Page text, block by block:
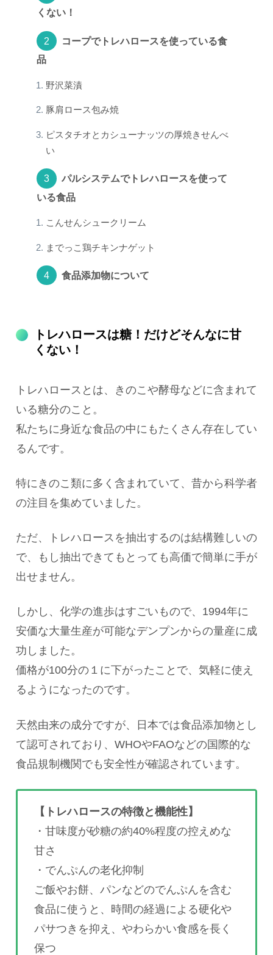
くない！
コープでトレハロースを使っている食
品
野沢菜漬
豚肩ロース包み焼
ピスタチオとカシューナッツの厚焼きせんべ
い
パルシステムでトレハロースを使って
いる食品
こんせんシュークリーム
までっこ鶏チキンナゲット
食品添加物について
トレハロースは糖！だけどそんなに甘
くない！
トレハロースとは、きのこや酵母などに含まれて
いる糖分のこと。
私たちに身近な食品の中にもたくさん存在してい
るんです。
特にきのこ類に多く含まれていて、昔から科学者
の注目を集めていました。
ただ、トレハロースを抽出するのは結構難しいの
で、もし抽出できてもとっても高価で簡単に手が
出せません。
しかし、化学の進歩はすごいもので、1994年に
安価な大量生産が可能なデンプンからの量産に成
功しました。
価格が100分の１に下がったことで、気軽に使え
るようになったのです。
天然由来の成分ですが、日本では食品添加物とし
て認可されており、WHOやFAOなどの国際的な
食品規制機関でも安全性が確認されています。
【トレハロースの特徴と機能性】
・甘味度が砂糖の約40%程度の控えめな
甘さ
・でんぷんの老化抑制
ご飯やお餅、パンなどのでんぷんを含む
食品に使うと、時間の経過による硬化や
パサつきを抑え、やわらかい食感を長く
保つ